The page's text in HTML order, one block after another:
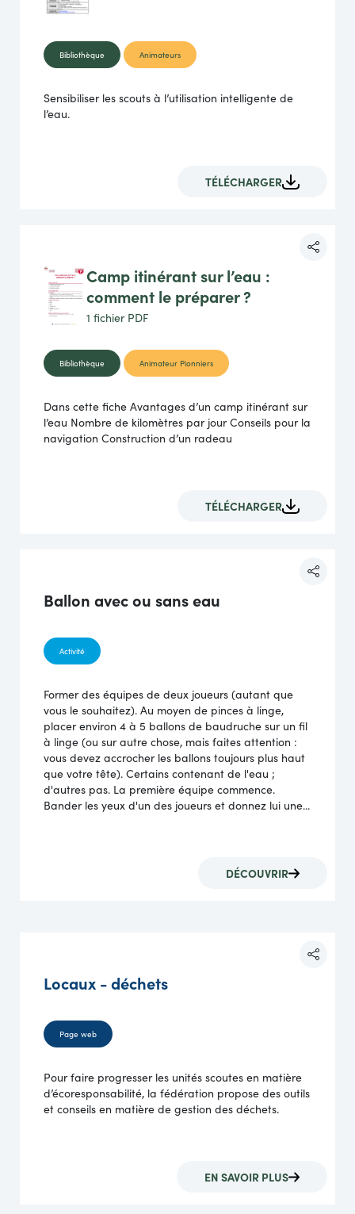
Bibliothèque Animateurs
Sensibiliser les scouts à l’utilisation intelligente de
l’eau.
TÉLÉCHARGER
Camp itinérant sur l’eau :
comment le préparer ?
1 fichier PDF
Bibliothèque Animateur Pionniers
Dans cette fiche Avantages d’un camp itinérant sur
l’eau Nombre de kilomètres par jour Conseils pour la
navigation Construction d’un radeau
TÉLÉCHARGER
Ballon avec ou sans eau
Activité
Former des équipes de deux joueurs (autant que
vous le souhaitez). Au moyen de pinces à linge,
placer environ 4 à 5 ballons de baudruche sur un fil
à linge (ou sur autre chose, mais faites attention :
vous devez accrocher les ballons toujours plus haut
que votre tête). Certains contenant de l'eau ;
d'autres pas. La première équipe commence.
Bander les yeux d'un des joueurs et donnez lui une...
DÉCOUVRIR
Locaux - déchets
Page web
Pour faire progresser les unités scoutes en matière
d’écoresponsabilité, la fédération propose des outils
et conseils en matière de gestion des déchets.
EN SAVOIR PLUS